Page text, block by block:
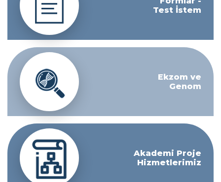
Test İstem
Ekzom ve
Genom
Akademi Proje
Hizmetlerimiz